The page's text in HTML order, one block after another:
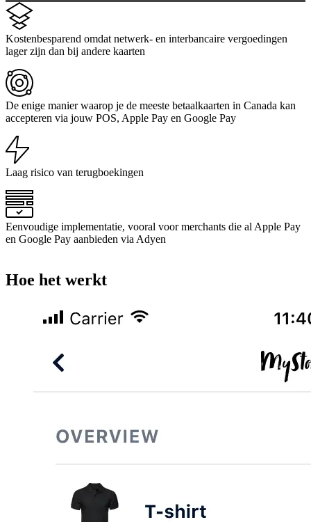
Kostenbesparend omdat netwerk- en interbancaire vergoedingen
lager zijn dan bij andere kaarten
De enige manier waarop je de meeste betaalkaarten in Canada kan
accepteren via jouw POS, Apple Pay en Google Pay
Laag risico van terugboekingen
Eenvoudige implementatie, vooral voor merchants die al Apple Pay
en Google Pay aanbieden via Adyen
Hoe het werkt